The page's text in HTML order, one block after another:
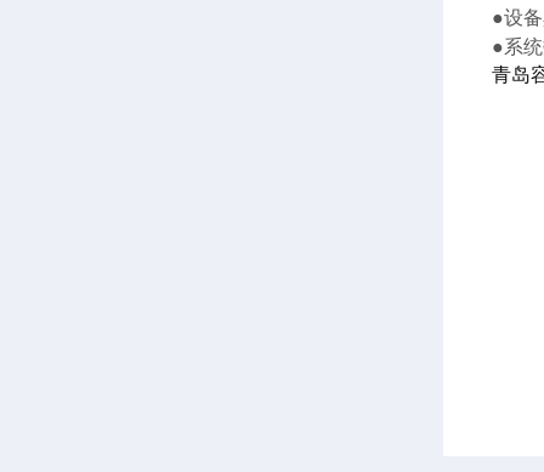
●设
●系
青岛